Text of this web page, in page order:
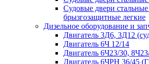
Судовые двери
брызгозащитные легкие
Дизельное оборудование и
Двигатель 3Д6, 3Д12
Двигатель 6Ч 12/14
Двигатель 6Ч23/30,
Двигатель 6ЧРН 36/45